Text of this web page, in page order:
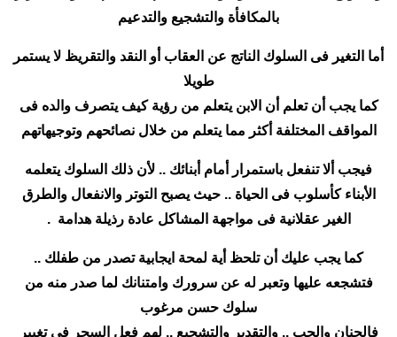
بالمكافأة والتشجيع والتدعيم
أما التغير فى السلوك الناتج عن العقاب أو النقد والتقريظ لا يستمر
طويلا
كما يجب أن تعلم أن الابن يتعلم من رؤية كيف يتصرف والده فى
المواقف المختلفة أكثر مما يتعلم من خلال نصائحهم وتوجيهاتهم
فيجب ألا تنفعل باستمرار أمام أبنائك .. لأن ذلك السلوك يتعلمه
الأبناء كأسلوب فى الحياة .. حيث يصبح التوتر والانفعال والطرق
الغير عقلانية فى مواجهة المشاكل عادة رذيلة هدامة .
كما يجب عليك أن تلحظ أية لمحة ايجابية تصدر من طفلك ..
فتشجعه عليها وتعبر له عن سرورك وامتنانك لما صدر منه من
سلوك حسن مرغوب
فالحنان والحب .. والتقدير والتشجيع .. لهم فعل السحر فى تغيير